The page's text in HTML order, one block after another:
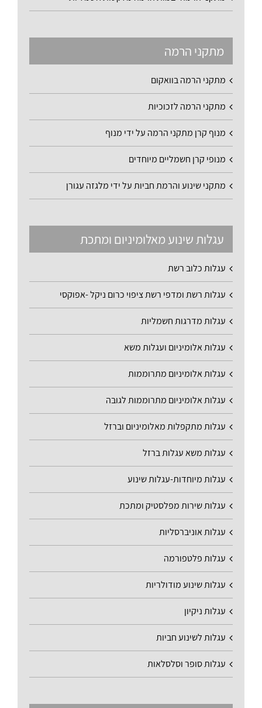
מתקני הרמה
מתקני הרמה בוואקום
מתקני הרמה לזכוכיות
מנוף קרן מתקני הרמה על ידי מנוף
מנופי קרן חשמליים מיוחדים
מתקני שינוע והרמת חביות על ידי מלגזה עגורן
עגלות שינוע מאלומיניום ומתכת
עגלות כלוב רשת
עגלות רשת ומדפי רשת ציפוי כרום ניקל -אפוקסי
עגלות מדרגות חשמליות
עגלות אלומיניום ועגלות משא
עגלות אלומיניום מתרוממות
עגלות אלומיניום מתרוממות לגובה
עגלות מתקפלות מאלומיניום וברזל
עגלות משא עגלות ברזל
עגלות מיוחדות-עגלות שינוע
עגלות שירות מפלסטיק ומתכת
עגלות אוניברסליות
עגלות פלטפורמה
עגלות שינוע מודולריות
עגלות ניקיון
עגלות לשינוע חביות
עגלות סופר וסלסלאות